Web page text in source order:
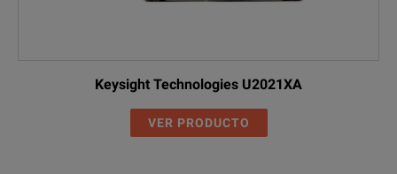
Keysight Technologies U2021XA
VER PRODUCTO